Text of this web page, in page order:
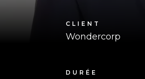
CLIENT
Wondercorp
DURÉE